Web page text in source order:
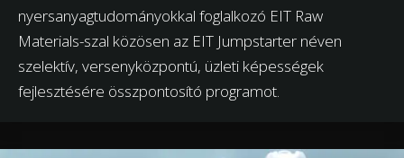
nyersanyagtudományokkal foglalkozó EIT Raw
Materials-szal közösen az EIT Jumpstarter néven
szelektív, versenyközpontú, üzleti képességek
fejlesztésére összpontosító programot.